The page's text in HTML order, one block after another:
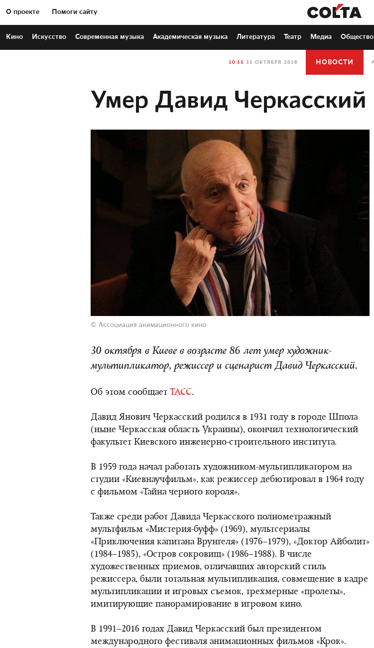
О проекте Помоги сайту
Кино Искусство Современная музыка Академическая музыка Литература Театр Медиа Общество
10:55 31 ОКТЯБРЯ 2018 НОВОСТИ
Умер Давид Черкасский
© Ассоциация анимационного кино
30 октября в Киеве в возрасте 86 лет умер художник-
мультипликатор, режиссер и сценарист Давид Черкасский.
Об этом сообщает ТАСС.
Давид Янович Черкасский родился в 1931 году в городе Шпола
(ныне Черкасская область Украины), окончил технологический
факультет Киевского инженерно-строительного института.
В 1959 года начал работать художником-мультипликатором на
студии «Киевнаучфильм», как режиссер дебютировал в 1964 году
с фильмом «Тайна черного короля».
Также среди работ Давида Черкасского полнометражный
мультфильм «Мистерия-буфф» (1969), мультсериалы
«Приключения капитана Врунгеля» (1976–1979), «Доктор Айболит»
(1984–1985), «Остров сокровищ» (1986–1988). В числе
художественных приемов, отличавших авторский стиль
режиссера, были тотальная мультипликация, совмещение в кадре
мультипликации и игровых съемок, трехмерные «пролеты»,
имитирующие панорамирование в игровом кино.
В 1991–2016 годах Давид Черкасский был президентом
международного фестиваля анимационных фильмов «Крок».